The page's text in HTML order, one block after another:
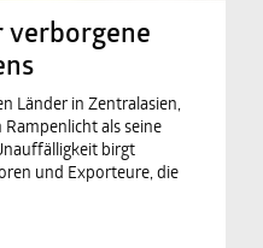
verborgene
Länder in Zentralasien,
als seine
birgt
und Exporteure, die